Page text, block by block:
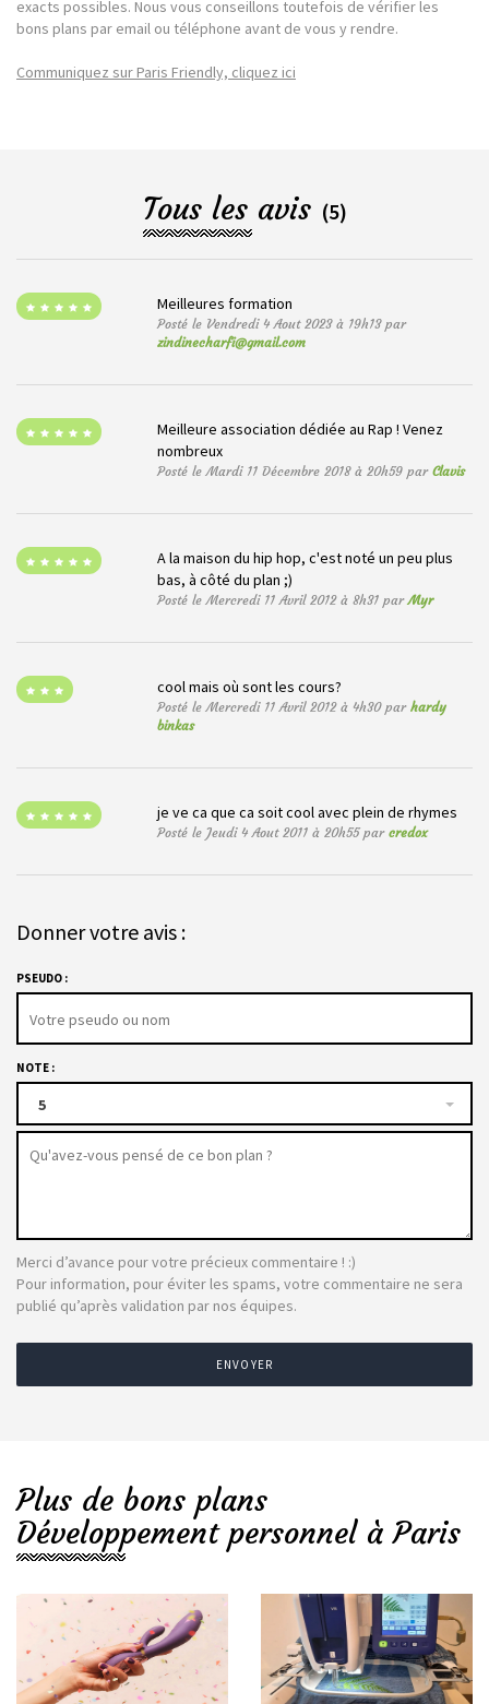
exacts possibles. Nous vous conseillons toutefois de vérifier les
bons plans par email ou téléphone avant de vous y rendre.
Communiquez sur Paris Friendly, cliquez ici
Tous les avis (5)
Meilleures formation
Posté le Vendredi 4 Aout 2023 à 19h13 par
zindinecharfi@gmail.com
Meilleure association dédiée au Rap ! Venez
nombreux
Posté le Mardi 11 Décembre 2018 à 20h59 parClavis
A la maison du hip hop, c'est noté un peu plus
bas, à côté du plan ;)
Posté le Mercredi 11 Avril 2012 à 8h31 parMyr
cool mais où sont les cours?
Posté le Mercredi 11 Avril 2012 à 4h30 parhardy
binkas
je ve ca que ca soit cool avec plein de rhymes
Posté le Jeudi 4 Aout 2011 à 20h55 parcredox
Donner votre avis :
PSEUDO :
NOTE :
5
Merci d’avance pour votre précieux commentaire ! :)
Pour information, pour éviter les spams, votre commentaire ne sera
publié qu’après validation par nos équipes.
ENVOYER
Plus de bons plans
Développement personnel à Paris